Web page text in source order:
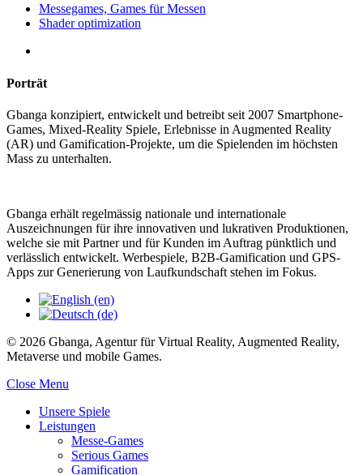
Messegames, Games für Messen
Shader optimization
Porträt
Gbanga konzipiert, entwickelt und betreibt seit 2007 Smartphone-
Games, Mixed-Reality Spiele, Erlebnisse in Augmented Reality
(AR) und Gamification-Projekte, um die Spielenden im höchsten
Mass zu unterhalten.
Gbanga erhält regelmässig nationale und internationale
Auszeichnungen für ihre innovativen und lukrativen Produktionen,
welche sie mit Partner und für Kunden im Auftrag pünktlich und
verlässlich entwickelt. Werbespiele, B2B-Gamification und GPS-
Apps zur Generierung von Laufkundschaft stehen im Fokus.
© 2026 Gbanga, Agentur für Virtual Reality, Augmented Reality,
Metaverse und mobile Games.
Close Menu
Unsere Spiele
Leistungen
Messe-Games
Serious Games
Gamification